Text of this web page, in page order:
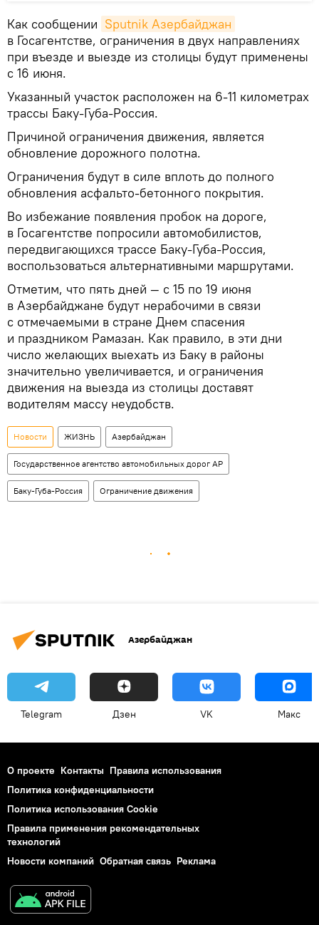
Как сообщении Sputnik Азербайджан
в Госагентстве, ограничения в двух направлениях
при въезде и выезде из столицы будут применены
с 16 июня.
Указанный участок расположен на 6-11 километрах
трассы Баку-Губа-Россия.
Причиной ограничения движения, является
обновление дорожного полотна.
Ограничения будут в силе вплоть до полного
обновления асфальто-бетонного покрытия.
Во избежание появления пробок на дороге,
в Госагентстве попросили автомобилистов,
передвигающихся трассе Баку-Губа-Россия,
воспользоваться альтернативными маршрутами.
Отметим, что пять дней — с 15 по 19 июня
в Азербайджане будут нерабочими в связи
с отмечаемыми в стране Днем спасения
и праздником Рамазан. Как правило, в эти дни
число желающих выехать из Баку в районы
значительно увеличивается, и ограничения
движения на выезда из столицы доставят
водителям массу неудобств.
Новости ЖИЗНЬ Азербайджан
Государственное агентство автомобильных дорог АР
Баку-Губа-Россия Ограничение движения
Азербайджан
Telegram Дзен VK Макс
О проекте Контакты Правила использования
Политика конфиденциальности
Политика использования Cookie
Правила применения рекомендательных
технологий
Новости компаний Обратная связь Реклама